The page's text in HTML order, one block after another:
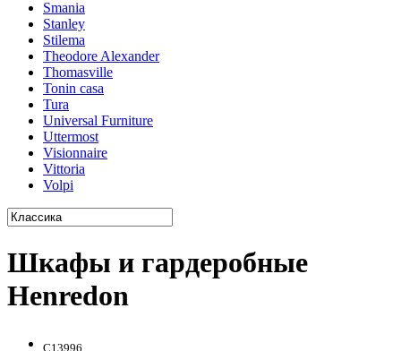
Smania
Stanley
Stilema
Theodore Alexander
Thomasville
Tonin casa
Tura
Universal Furniture
Uttermost
Visionnaire
Vittoria
Volpi
Шкафы и гардеробные
Henredon
C13996